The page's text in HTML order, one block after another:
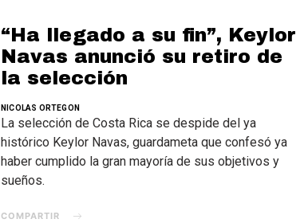
“Ha llegado a su fin”, Keylor
Navas anunció su retiro de
la selección
NICOLAS ORTEGON
La selección de Costa Rica se despide del ya
histórico Keylor Navas, guardameta que confesó ya
haber cumplido la gran mayoría de sus objetivos y
sueños.
COMPARTIR